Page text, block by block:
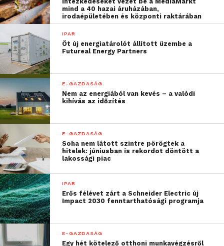
Valószínűleg az történhetett, hogy az előzetesek
miatt sok doge-befektető arra számított, hogy most
jön majd a Kánaán, a tévé miatt egy csomó kíváncsi
ember rohan majd dogecoint venni, az árfolyam
megugrik, és nagy haszonnal lehet túladni a
kriptopénzen. Mindenki beöntötte a dogecoinját a
piacra, eladásra kínálva, így hatalmas lett a túlkínálat,
ami letörte az árat.
Ezzel együtt április eleje óta kb 800, január óta pedig
kb. 8000 százalékos növekedésben van a dogecoin
árfolyama. Az összes forgalomban levő dogecoin
értékét jelenleg 70 milliárd dollár körülire teszik.
Forrás:Telex
mind a 40 hazai áruházában,
irodaépületében és központi raktárában
IPAR
Öt új energiatárolót állított üzembe a
Futureal Energy Partners
E-GAZDASÁG
Nem az energiából van kevés – a valódi
kihívás az időzítés
E-GAZDASÁG
Soha nem látott szintre pörögtek a
hitelek: júniusban is rekordot döntött a
lakossági piac
IPAR
Erős félévet zárt a Schneider Electric új
Impact 2030 fenntarthatósági programja
E-GAZDASÁG
Egy hét kötelező otthoni munkavégzésről